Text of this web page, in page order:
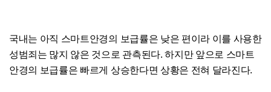
국내는 아직 스마트안경의 보급률은 낮은 편이라 이를 사용한
성범죄는 많지 않은 것으로 관측된다. 하지만 앞으로 스마트
안경의 보급률은 빠르게 상승한다면 상황은 전혀 달라진다.